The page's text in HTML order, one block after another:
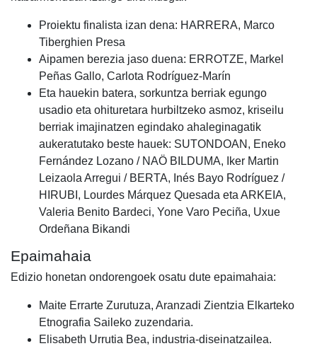
Proiektu finalista izan dena: HARRERA, Marco
Tiberghien Presa
Aipamen berezia jaso duena: ERROTZE, Markel
Peñas Gallo, Carlota Rodríguez-Marín
Eta hauekin batera, sorkuntza berriak egungo
usadio eta ohituretara hurbiltzeko asmoz, kriseilu
berriak imajinatzen egindako ahaleginagatik
aukeratutako beste hauek: SUTONDOAN, Eneko
Fernández Lozano / NAÖ BILDUMA, Iker Martin
Leizaola Arregui / BERTA, Inés Bayo Rodríguez /
HIRUBI, Lourdes Márquez Quesada eta ARKEIA,
Valeria Benito Bardeci, Yone Varo Peciña, Uxue
Ordeñana Bikandi
Epaimahaia
Edizio honetan ondorengoek osatu dute epaimahaia:
Maite Errarte Zurutuza, Aranzadi Zientzia Elkarteko
Etnografia Saileko zuzendaria.
Elisabeth Urrutia Bea, industria-diseinatzailea.